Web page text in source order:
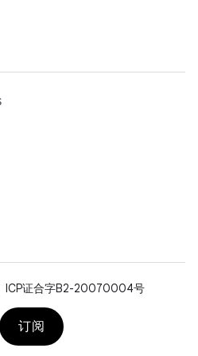
ICP证合字B2-20070004号
订阅